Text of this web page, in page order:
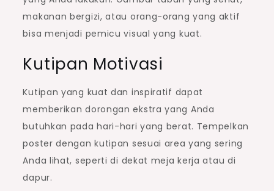
makanan bergizi, atau orang-orang yang aktif
bisa menjadi pemicu visual yang kuat.
Kutipan Motivasi
Kutipan yang kuat dan inspiratif dapat
memberikan dorongan ekstra yang Anda
butuhkan pada hari-hari yang berat. Tempelkan
poster dengan kutipan sesuai area yang sering
Anda lihat, seperti di dekat meja kerja atau di
dapur.